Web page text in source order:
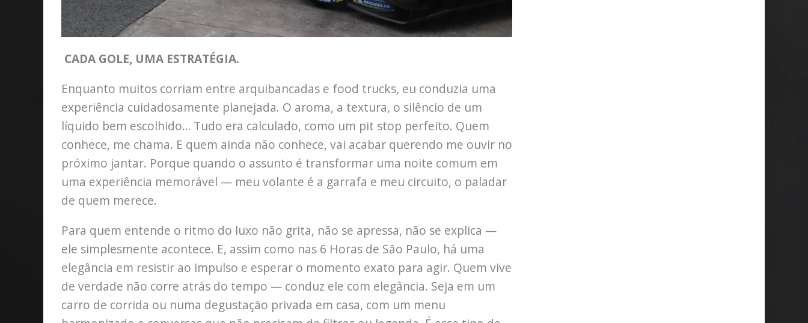
CADA GOLE, UMA ESTRATÉGIA.
Enquanto muitos corriam entre arquibancadas e food trucks, eu conduzia uma
experiência cuidadosamente planejada. O aroma, a textura, o silêncio de um
líquido bem escolhido… Tudo era calculado, como um pit stop perfeito. Quem
conhece, me chama. E quem ainda não conhece, vai acabar querendo me ouvir no
próximo jantar. Porque quando o assunto é transformar uma noite comum em
uma experiência memorável — meu volante é a garrafa e meu circuito, o paladar
de quem merece.
Para quem entende o ritmo do luxo não grita, não se apressa, não se explica —
ele simplesmente acontece. E, assim como nas 6 Horas de São Paulo, há uma
elegância em resistir ao impulso e esperar o momento exato para agir. Quem vive
de verdade não corre atrás do tempo — conduz ele com elegância. Seja em um
carro de corrida ou numa degustação privada em casa, com um menu